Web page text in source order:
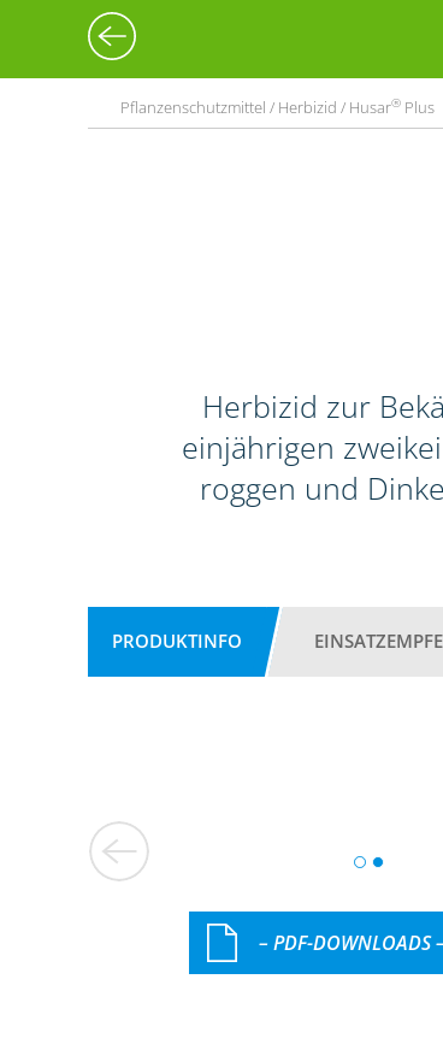
Pflanzenschutzmittel / Herbizid / Husar® Plus
Herbizid zur
einjährigen
roggen und
PRODUKTINFO
– PDF-DOWNLOADS